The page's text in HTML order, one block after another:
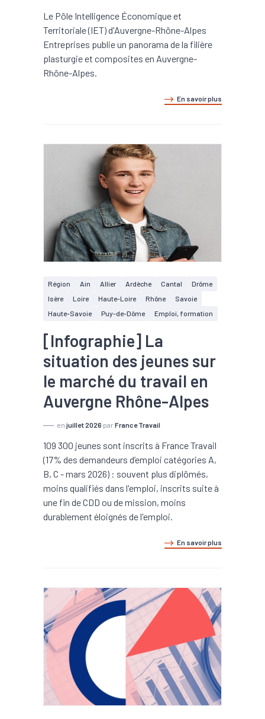
Le Pôle Intelligence Économique et
Territoriale (IET) d'Auvergne-Rhône-Alpes
Entreprises publie un panorama de la filière
plasturgie et composites en Auvergne-
Rhône-Alpes.
En savoir plus
Région Ain Allier Ardèche Cantal
Drôme
Isère
Loire Haute-Loire Rhône
Savoie
Haute-Savoie
Puy-de-Dôme Emploi, formation
[Infographie] La
situation des jeunes sur
le marché du travail en
Auvergne Rhône-Alpes
en juillet 2026 par France Travail
109 300 jeunes sont inscrits à France Travail
(17% des demandeurs d’emploi catégories A,
B, C - mars 2026) : souvent plus diplômés,
moins qualifiés dans l'emploi, inscrits suite à
une fin de CDD ou de mission, moins
durablement éloignés de l'emploi.
En savoir plus